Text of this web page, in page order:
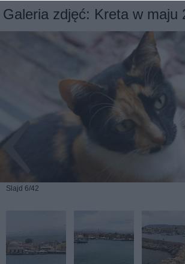
Galeria zdjęć: Kreta w maju
Slajd 6/42